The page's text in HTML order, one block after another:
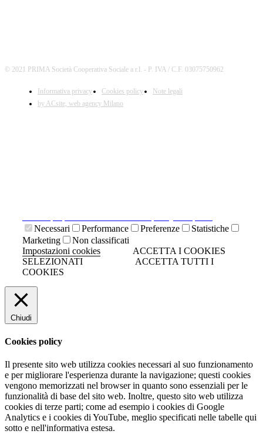
© 2021 PRIMA Società Cooperativa Sociale a r.l. - P. IVA / C.F. 03075750962
Informativa privacy Cookies policy
Note legali
by ACsite, web agency Milano
Necessari
Performance Preferenze
Statistiche
Marketing
Non classificati
Impostazioni cookies
ACCETTA I COOKIES
SELEZIONATI
ACCETTA TUTTI I
COOKIES
Chiudi
Cookies policy
Il presente sito web utilizza cookies necessari al suo funzionamento
e per migliorare l'esperienza durante la navigazione; questi cookies
vengono memorizzati nel browser in quanto sono essenziali per le
funzionalità di base del sito web. Inoltre, questo sito web utilizza
cookies di terze parti; come ad esempio i cookies di Google
Analytics e i cookies di YouTube, meglio specificati nelle tabelle qui
sotto e nell'informativa estesa.